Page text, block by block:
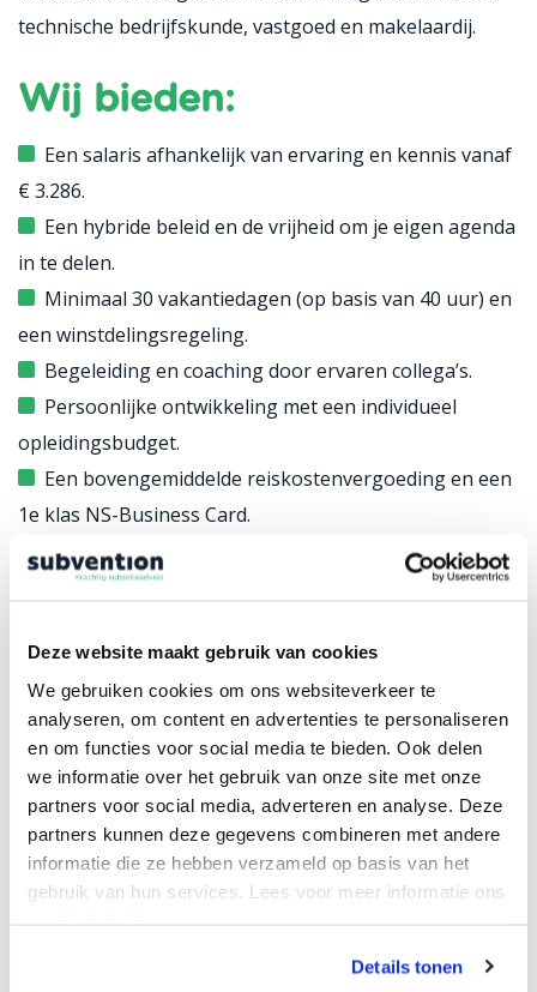
Deze website maakt gebruik van cookies
We gebruiken cookies om ons websiteverkeer te
analyseren, om content en advertenties te personaliseren
en om functies voor social media te bieden. Ook delen
we informatie over het gebruik van onze site met onze
partners voor social media, adverteren en analyse. Deze
partners kunnen deze gegevens combineren met andere
informatie die ze hebben verzameld op basis van het
gebruik van hun services. Lees voor meer informatie ons
Details tonen
technische bedrijfskunde, vastgoed en makelaardij.
Wij bieden:
Een salaris afhankelijk van ervaring en kennis vanaf
€ 3.286.
Een hybride beleid en de vrijheid om je eigen agenda
in te delen.
Minimaal 30 vakantiedagen (op basis van 40 uur) en
een winstdelingsregeling.
Begeleiding en coaching door ervaren collega’s.
Persoonlijke ontwikkeling met een individueel
opleidingsbudget.
Een bovengemiddelde reiskostenvergoeding en een
1e klas NS-Business Card.
Een duurzame relatie.
Waarom Subvention?
Als subsidieadviesbureau helpen we organisaties
vooruit met innovatie en verduurzaming voor een
toekomstbestendige samenleving. Dat doen we met
zo’n 50 collega’s vanuit onze kantoren in Zwolle en
Enschede. Onze ambitie is helder: landelijk bekend
worden als dé subsidieregisseur. We brengen structuur
voor het maximale resultaat. Dat vraagt om kwaliteit,